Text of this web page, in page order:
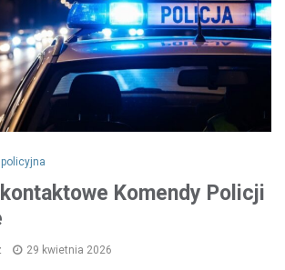
Komendy Policji
29 kwietnia 2026